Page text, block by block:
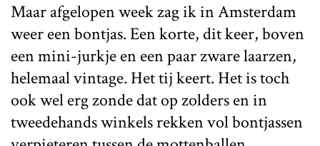
Maar afgelopen week zag ik in Amsterdam
weer een bontjas. Een korte, dit keer, boven
een mini-jurkje en een paar zware laarzen,
helemaal vintage. Het tij keert. Het is toch
ook wel erg zonde dat op zolders en in
tweedehands winkels rekken vol bontjassen